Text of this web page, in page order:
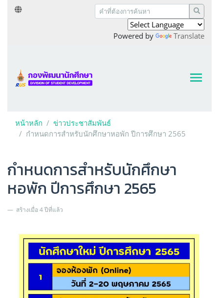
Powered by Translate
หน้าหลัก
ข่าวประชาสัมพันธ์
กำหนดการสำหรับนักศึกษาหอพัก ปีการศึกษา 2565
กำหนดการสำหรับนักศึกษา
หอพัก ปีการศึกษา 2565
สร้างเมื่อ 4 ปีที่แล้ว